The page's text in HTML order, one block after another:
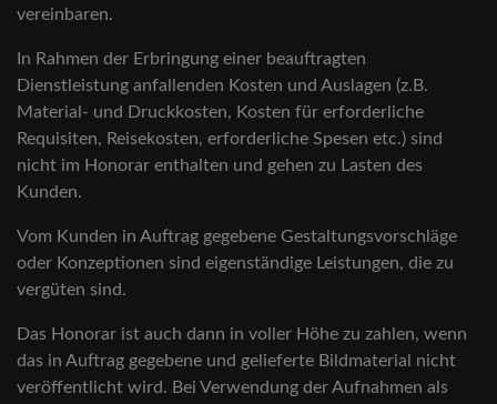
vereinbaren.
In Rahmen der Erbringung einer beauftragten
Dienstleistung anfallenden Kosten und Auslagen (z.B.
Material- und Druckkosten, Kosten für erforderliche
Requisiten, Reisekosten, erforderliche Spesen etc.) sind
nicht im Honorar enthalten und gehen zu Lasten des
Kunden.
Vom Kunden in Auftrag gegebene Gestaltungsvorschläge
oder Konzeptionen sind eigenständige Leistungen, die zu
vergüten sind.
Das Honorar ist auch dann in voller Höhe zu zahlen, wenn
das in Auftrag gegebene und gelieferte Bildmaterial nicht
veröffentlicht wird. Bei Verwendung der Aufnahmen als